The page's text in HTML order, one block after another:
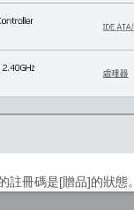
註冊碼是[贈品]的狀態。